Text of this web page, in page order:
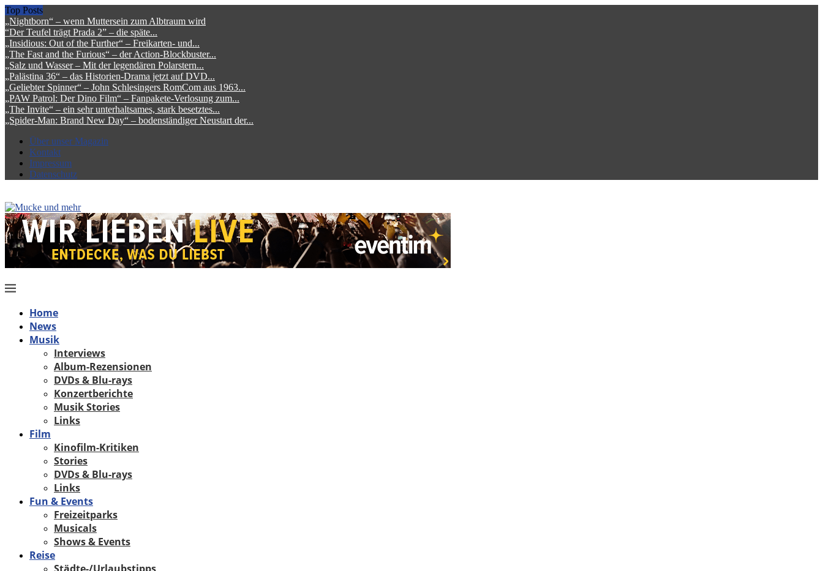
Top Posts
„Nightborn“ – wenn Muttersein zum Albtraum wird
“Der Teufel trägt Prada 2” – die späte...
„Insidious: Out of the Further“ – Freikarten- und...
„The Fast and the Furious“ – der Action-Blockbuster...
„Salz und Wasser – Mit der legendären Polarstern...
„Palästina 36“ – das Historien-Drama jetzt auf DVD...
„Geliebter Spinner“ – John Schlesingers RomCom aus 1963...
„PAW Patrol: Der Dino Film“ – Fanpakete-Verlosung zum...
„The Invite“ – ein sehr unterhaltsames, stark besetztes...
„Spider-Man: Brand New Day“ – bodenständiger Neustart der...
Über unser Magazin
Kontakt
Impressum
Datenschutz
Home
News
Musik
Interviews
Album-Rezensionen
DVDs & Blu-rays
Konzertberichte
Musik Stories
Links
Film
Kinofilm-Kritiken
Stories
DVDs & Blu-rays
Links
Fun & Events
Freizeitparks
Musicals
Shows & Events
Reise